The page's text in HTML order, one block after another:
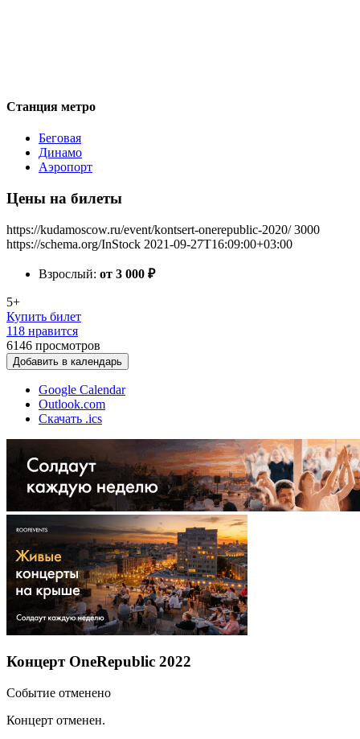
Станция метро
Беговая
Динамо
Аэропорт
Цены на билеты
https://kudamoscow.ru/event/kontsert-onerepublic-2020/ 3000
https://schema.org/InStock 2021-09-27T16:09:00+03:00
Взрослый: от 3 000 ₽
5+
Купить билет
118 нравится
6146 просмотров
Добавить в календарь
Google Calendar
Outlook.com
Скачать .ics
Концерт OneRepublic 2022
Событие отменено
Концерт отменен.